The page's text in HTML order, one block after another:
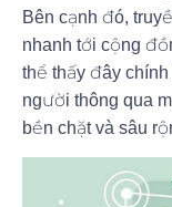
Bên cạnh đó,
nhanh tới cộng
thể thấy đây
người thông qua
bền chặt và sâu